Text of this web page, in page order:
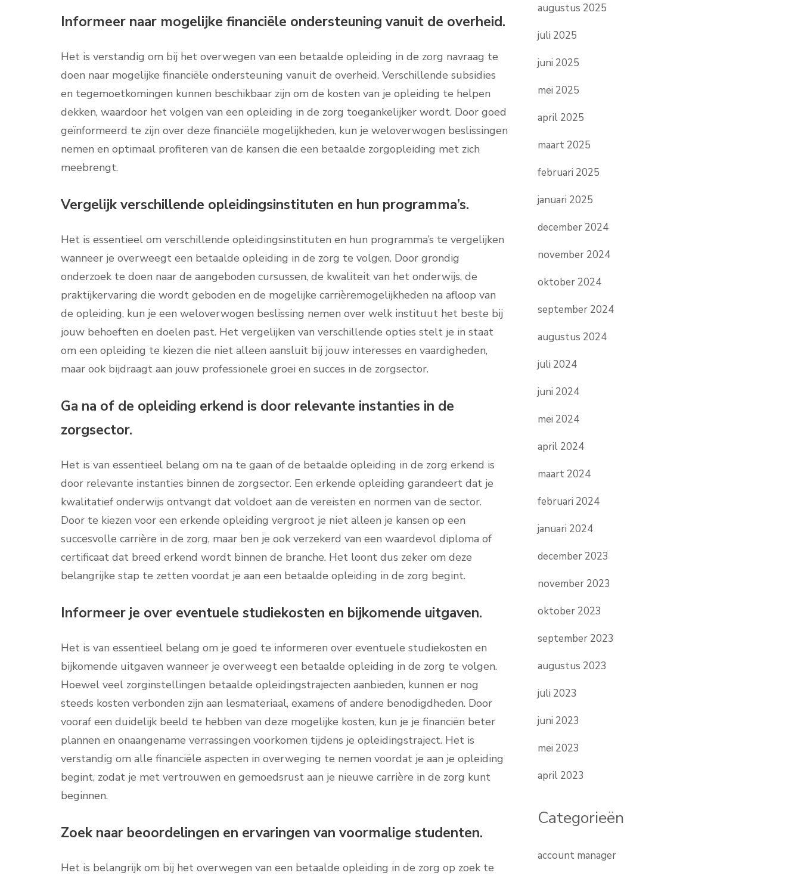
Informeer naar mogelijke financiële ondersteuning vanuit de overheid.
Het is verstandig om bij het overwegen van een betaalde opleiding in de zorg navraag te
doen naar mogelijke financiële ondersteuning vanuit de overheid. Verschillende subsidies
en tegemoetkomingen kunnen beschikbaar zijn om de kosten van je opleiding te helpen
dekken, waardoor het volgen van een opleiding in de zorg toegankelijker wordt. Door goed
geïnformeerd te zijn over deze financiële mogelijkheden, kun je weloverwogen beslissingen
nemen en optimaal profiteren van de kansen die een betaalde zorgopleiding met zich
meebrengt.
Vergelijk verschillende opleidingsinstituten en hun programma’s.
Het is essentieel om verschillende opleidingsinstituten en hun programma’s te vergelijken
wanneer je overweegt een betaalde opleiding in de zorg te volgen. Door grondig
onderzoek te doen naar de aangeboden cursussen, de kwaliteit van het onderwijs, de
praktijkervaring die wordt geboden en de mogelijke carrièremogelijkheden na afloop van
de opleiding, kun je een weloverwogen beslissing nemen over welk instituut het beste bij
jouw behoeften en doelen past. Het vergelijken van verschillende opties stelt je in staat
om een opleiding te kiezen die niet alleen aansluit bij jouw interesses en vaardigheden,
maar ook bijdraagt aan jouw professionele groei en succes in de zorgsector.
Ga na of de opleiding erkend is door relevante instanties in de
zorgsector.
Het is van essentieel belang om na te gaan of de betaalde opleiding in de zorg erkend is
door relevante instanties binnen de zorgsector. Een erkende opleiding garandeert dat je
kwalitatief onderwijs ontvangt dat voldoet aan de vereisten en normen van de sector.
Door te kiezen voor een erkende opleiding vergroot je niet alleen je kansen op een
succesvolle carrière in de zorg, maar ben je ook verzekerd van een waardevol diploma of
certificaat dat breed erkend wordt binnen de branche. Het loont dus zeker om deze
belangrijke stap te zetten voordat je aan een betaalde opleiding in de zorg begint.
Informeer je over eventuele studiekosten en bijkomende uitgaven.
Het is van essentieel belang om je goed te informeren over eventuele studiekosten en
bijkomende uitgaven wanneer je overweegt een betaalde opleiding in de zorg te volgen.
Hoewel veel zorginstellingen betaalde opleidingstrajecten aanbieden, kunnen er nog
steeds kosten verbonden zijn aan lesmateriaal, examens of andere benodigdheden. Door
vooraf een duidelijk beeld te hebben van deze mogelijke kosten, kun je je financiën beter
plannen en onaangename verrassingen voorkomen tijdens je opleidingstraject. Het is
verstandig om alle financiële aspecten in overweging te nemen voordat je aan je opleiding
begint, zodat je met vertrouwen en gemoedsrust aan je nieuwe carrière in de zorg kunt
beginnen.
Zoek naar beoordelingen en ervaringen van voormalige studenten.
Het is belangrijk om bij het overwegen van een betaalde opleiding in de zorg op zoek te
augustus 2025
juli 2025
juni 2025
mei 2025
april 2025
maart 2025
februari 2025
januari 2025
december 2024
november 2024
oktober 2024
september 2024
augustus 2024
juli 2024
juni 2024
mei 2024
april 2024
maart 2024
februari 2024
januari 2024
december 2023
november 2023
oktober 2023
september 2023
augustus 2023
juli 2023
juni 2023
mei 2023
april 2023
Categorieën
account manager